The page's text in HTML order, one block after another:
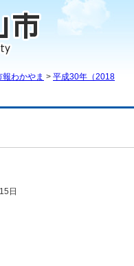
報わかやま > 平成30年（2018
日